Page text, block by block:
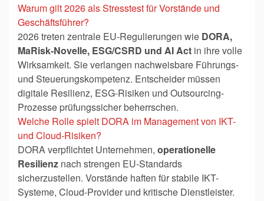
Warum gilt 2026 als Stresstest für Vorstände und
Geschäftsführer?
2026 treten zentrale EU-Regulierungen wie DORA,
MaRisk-Novelle, ESG/CSRD und AI Act in ihre volle
Wirksamkeit. Sie verlangen nachweisbare Führungs-
und Steuerungskompetenz. Entscheider müssen
digitale Resilienz, ESG-Risiken und Outsourcing-
Prozesse prüfungssicher beherrschen.
Welche Rolle spielt DORA im Management von IKT-
und Cloud-Risiken?
DORA verpflichtet Unternehmen, operationelle
Resilienz nach strengen EU-Standards
sicherzustellen. Vorstände haften für stabile IKT-
Systeme, Cloud-Provider und kritische Dienstleister.